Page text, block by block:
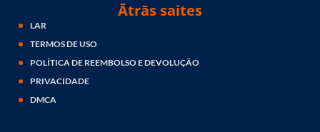
Ātrās saites
LAR
TERMOS DE USO
POLÍTICA DE REEMBOLSO E DEVOLUÇÃO
PRIVACIDADE
DMCA